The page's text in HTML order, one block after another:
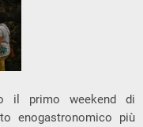
il primo weekend di
enogastronomico più